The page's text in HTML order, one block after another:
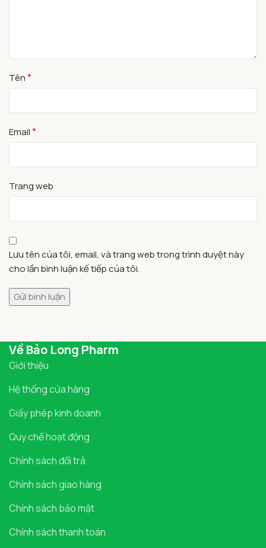
Tên*
Email*
Trang web
Lưu tên của tôi, email, và trang web trong trình duyệt này
cho lần bình luận kế tiếp của tôi.
Về Bảo Long Pharm
Giới thiệu
Hệ thống cửa hàng
Giấy phép kinh doanh
Quy chế hoạt động
Chính sách đổi trả
Chính sách giao hàng
Chính sách bảo mật
Chính sách thanh toán